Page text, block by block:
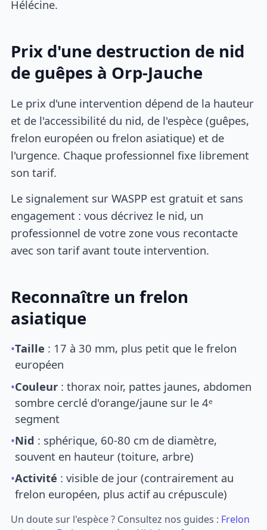
Hélécine.
Prix d'une destruction de nid
de guêpes à Orp-Jauche
Le prix d'une intervention dépend de la hauteur
et de l'accessibilité du nid, de l'espèce (guêpes,
frelon européen ou frelon asiatique) et de
l'urgence. Chaque professionnel fixe librement
son tarif.
Le signalement sur WASPP est gratuit et sans
engagement : vous décrivez le nid, un
professionnel de votre zone vous recontacte
avec son tarif avant toute intervention.
Reconnaître un frelon
asiatique
•Taille : 17 à 30 mm, plus petit que le frelon
européen
•Couleur : thorax noir, pattes jaunes, abdomen
sombre cerclé d'orange/jaune sur le 4ᵉ
segment
•Nid : sphérique, 60-80 cm de diamètre,
souvent en hauteur (toiture, arbre)
•Activité : visible de jour (contrairement au
frelon européen, plus actif au crépuscule)
Un doute sur l'espèce ? Consultez nos guides : Frelon